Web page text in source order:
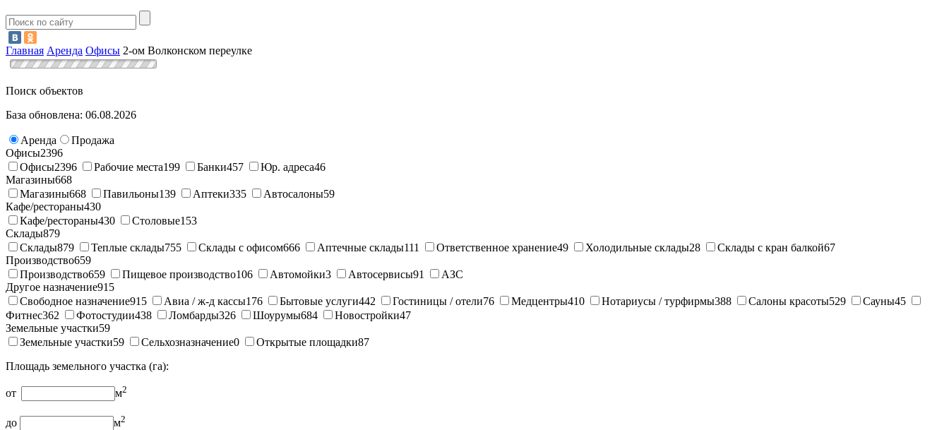
Главная Аренда Офисы 2-ом Волконском переулке
Поиск объектов
База обновлена: 06.08.2026
Аренда
Продажа
Офисы2396
Офисы2396 Рабочие места199 Банки457 Юр. адреса46
Магазины668
Магазины668 Павильоны139 Аптеки335 Автосалоны59
Кафе/рестораны430
Кафе/рестораны430 Столовые153
Склады879
Склады879 Теплые склады755 Склады с офисом666 Аптечные склады111 Ответственное хранение49 Холодильные склады28 Склады с кран балкой67
Производство659
Производство659 Пищевое производство106 Автомойки3 Автосервисы91
АЗС
Другое назначение915
Свободное назначение915 Авиа / ж-д кассы176 Бытовые услуги442 Гостиницы / отели76 Медцентры410 Нотариусы / турфирмы388 Салоны красоты529 Сауны45
Фитнес362 Фотостудии438 Ломбарды326 Шоурумы684 Новостройки47
Земельные участки59
Земельные участки59 Сельхозназначение0 Открытые площадки87
Площадь земельного участка (га):
от м2
до м2